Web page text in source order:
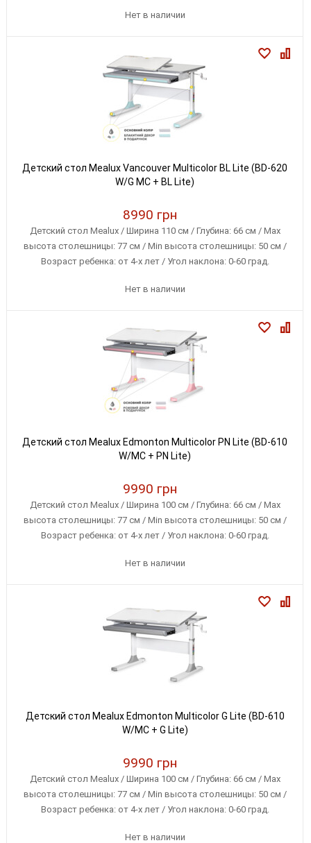
Нет в наличии
Детский стол Mealux Vancouver Multicolor BL Lite (BD-620
W/G MC + BL Lite)
8990 грн
Детский стол Mealux / Ширина 110 см / Глубина: 66 см / Max
высота столешницы: 77 см / Min высота столешницы: 50 см /
Возраст ребенка: от 4-х лет / Угол наклона: 0-60 град.
Нет в наличии
Детский стол Mealux Edmonton Multicolor PN Lite (BD-610
W/MC + PN Lite)
9990 грн
Детский стол Mealux / Ширина 100 см / Глубина: 66 см / Max
высота столешницы: 77 см / Min высота столешницы: 50 см /
Возраст ребенка: от 4-х лет / Угол наклона: 0-60 град.
Нет в наличии
Детский стол Mealux Edmonton Multicolor G Lite (BD-610
W/MC + G Lite)
9990 грн
Детский стол Mealux / Ширина 100 см / Глубина: 66 см / Max
высота столешницы: 77 см / Min высота столешницы: 50 см /
Возраст ребенка: от 4-х лет / Угол наклона: 0-60 град.
Нет в наличии